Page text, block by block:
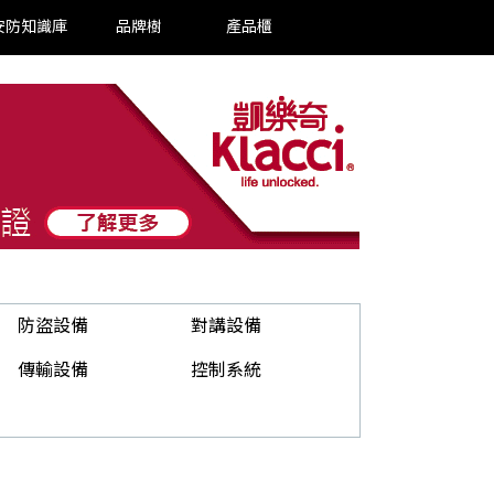
防知識庫 品牌樹 產品櫃
防盜設備
對講設備
傳輸設備
控制系統